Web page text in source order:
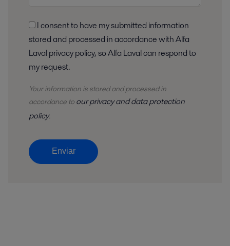
stored and processed in accordance with Alfa
Laval privacy policy, so Alfa Laval can respond to
my request.
Your information is stored and processed in
accordance to our privacy and data protection
policy.
Enviar